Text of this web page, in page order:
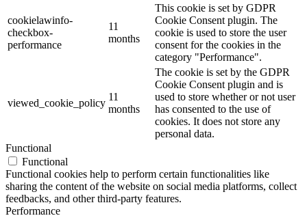
cookielawinfo-
checkbox-
performance
11
months
This cookie is set by GDPR
Cookie Consent plugin. The
cookie is used to store the user
consent for the cookies in the
category "Performance".
viewed_cookie_policy
11
months
The cookie is set by the GDPR
Cookie Consent plugin and is
used to store whether or not user
has consented to the use of
cookies. It does not store any
personal data.
Functional
Functional
Functional cookies help to perform certain functionalities like
sharing the content of the website on social media platforms, collect
feedbacks, and other third-party features.
Performance